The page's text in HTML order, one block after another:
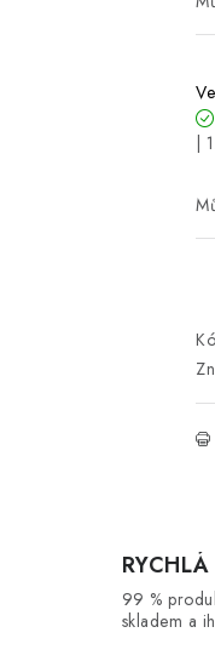
|
99 %
skladem a